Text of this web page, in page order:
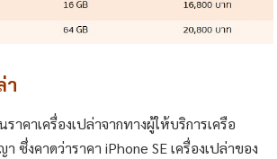
า
าคาเครื่องเปล่าจากทางผู้ให้บริการเครือ
ซึ่งคาดว่าราคา iPhone SE เครื่องเปล่าของ